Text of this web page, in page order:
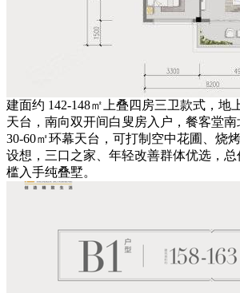
建面约 142-148㎡上叠四房三卫款式，地
天台，南向双开间白叟房入户，餐客堂
30-60㎡环幕天台，可打制空中花圃、烧
设想，三口之家、年轻改善群体优选，总
槛入手纯叠墅。